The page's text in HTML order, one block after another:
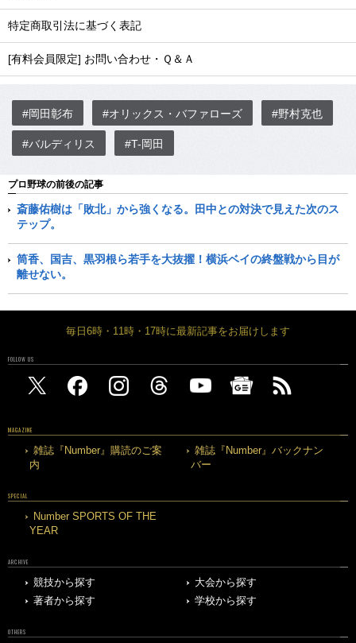
特定商取引法に基づく表記
[有料会員限定] お問い合わせ・Ｑ＆Ａ
#岡田彰布 #オリックス・バファローズ #野村克也
#バルディリス #T-岡田
プロ野球の前後の記事
斎藤佑樹は「敗北」から強くなる。田中との対決で見えた次のス
テップ。
筒香、国吉、黒羽根ら若手を大抜擢！横浜ベイの終盤戦から目が
離せない。
毎日6時・11時・17時に最新記事をお届けします
FOLLOW US
MAGAZINE
雑誌『Number』購読のご案
内
雑誌『Number』バックナン
バー
SPECIAL
Number SPORTS OF THE
YEAR
ARCHIVE
競技から探す
大会から探す
著者から探す
学校から探す
OTHERS